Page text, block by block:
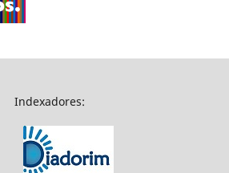
Indexadores: